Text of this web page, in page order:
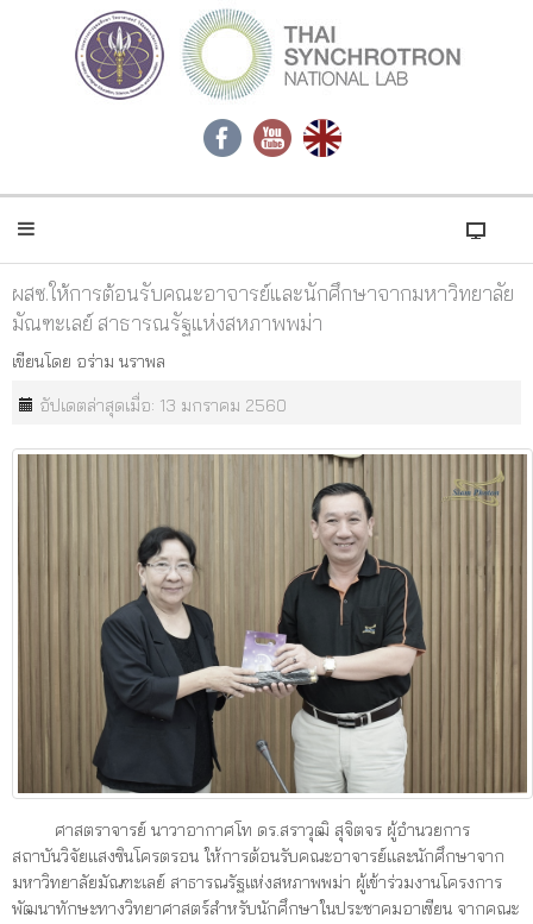
ผสซ.ให้การต้อนรับคณะอาจารย์และนักศึกษาจากมหาวิทยาลัย
มัณฑะเลย์ สาธารณรัฐแห่งสหภาพพม่า
เขียนโดย อร่าม นราพล
อัปเดตล่าสุดเมื่อ: 13 มกราคม 2560
ศาสตราจารย์ นาวาอากาศโท ดร.สราวุฒิ สุจิตจร ผู้อำนวยการ
สถาบันวิจัยแสงซินโครตรอน ให้การต้อนรับคณะอาจารย์และนักศึกษาจาก
มหาวิทยาลัยมัณฑะเลย์ สาธารณรัฐแห่งสหภาพพม่า ผู้เข้าร่วมงานโครงการ
พัฒนาทักษะทางวิทยาศาสตร์สำหรับนักศึกษาในประชาคมอาเซียน จากคณะ